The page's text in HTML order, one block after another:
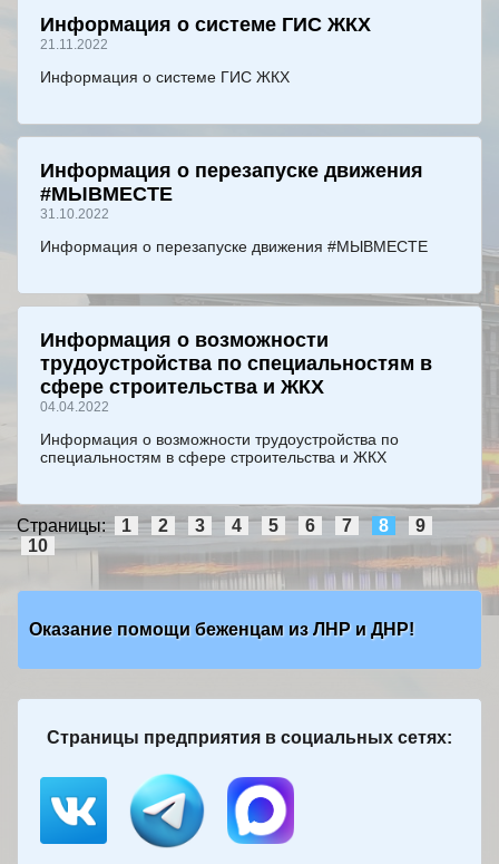
Информация о системе ГИС ЖКХ
21.11.2022
Информация о системе ГИС ЖКХ
Информация о перезапуске движения
#МЫВМЕСТЕ
31.10.2022
Информация о перезапуске движения #МЫВМЕСТЕ
Информация о возможности
трудоустройства по специальностям в
сфере строительства и ЖКХ
04.04.2022
Информация о возможности трудоустройства по
специальностям в сфере строительства и ЖКХ
Страницы: 1 2 3 4 5 6 7 8
9
10
Оказание помощи беженцам из ЛНР и ДНР!
Страницы предприятия в социальных сетях: